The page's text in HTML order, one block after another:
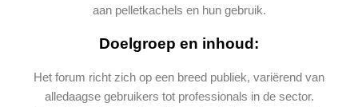
aan pelletkachels en hun gebruik.
Doelgroep en inhoud:
Het forum richt zich op een breed publiek, variërend van
alledaagse gebruikers tot professionals in de sector.